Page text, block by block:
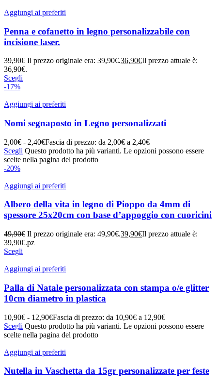
Aggiungi ai preferiti
Penna e cofanetto in legno personalizzabile con
incisione laser.
39,90€ Il prezzo originale era: 39,90€.36,90€Il prezzo attuale è:
36,90€.
Scegli
-17%
Aggiungi ai preferiti
Nomi segnaposto in Legno personalizzati
2,00€ - 2,40€Fascia di prezzo: da 2,00€ a 2,40€
Scegli Questo prodotto ha più varianti. Le opzioni possono essere
scelte nella pagina del prodotto
-20%
Aggiungi ai preferiti
Albero della vita in legno di Pioppo da 4mm di
spessore 25x20cm con base d’appoggio con cuoricini
49,90€ Il prezzo originale era: 49,90€.39,90€Il prezzo attuale è:
39,90€.pz
Scegli
Aggiungi ai preferiti
Palla di Natale personalizzata con stampa o/e glitter
10cm diametro in plastica
10,90€ - 12,90€Fascia di prezzo: da 10,90€ a 12,90€
Scegli Questo prodotto ha più varianti. Le opzioni possono essere
scelte nella pagina del prodotto
Aggiungi ai preferiti
Nutella in Vaschetta da 15gr personalizzate per feste